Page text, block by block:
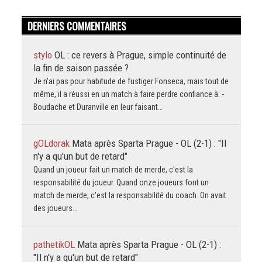
DERNIERS COMMENTAIRES
stylo OL : ce revers à Prague, simple continuité de
la fin de saison passée ?
Je n'ai pas pour habitude de fustiger Fonseca, mais tout de
même, il a réussi en un match à faire perdre confiance à: -
Boudache et Duranville en leur faisant…
gOLdorak Mata après Sparta Prague - OL (2-1) : "Il
n'y a qu'un but de retard"
Quand un joueur fait un match de merde, c'est la
responsabilité du joueur. Quand onze joueurs font un
match de merde, c'est la responsabilité du coach. On avait
des joueurs…
pathetikOL Mata après Sparta Prague - OL (2-1) :
"Il n'y a qu'un but de retard"